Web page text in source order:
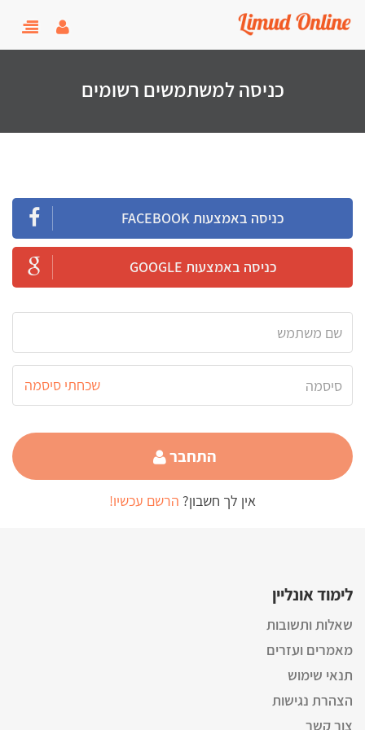
menu
כניסה למשתמשים רשומים
כניסה באמצעות FACEBOOK
כניסה באמצעות GOOGLE
שכחתי סיסמה
התחבר
אין לך חשבון? הרשם עכשיו!
לימוד אונליין
שאלות ותשובות
מאמרים ועזרים
תנאי שימוש
הצהרת נגישות
צור קשר